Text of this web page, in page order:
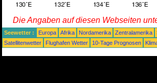
Die Angaben auf diesen Webseiten
Seewetter : Europa Afrika Nordamerika Zentralamerika
Satellitenwetter
Flughafen Wetter 10-Tage Prognosen